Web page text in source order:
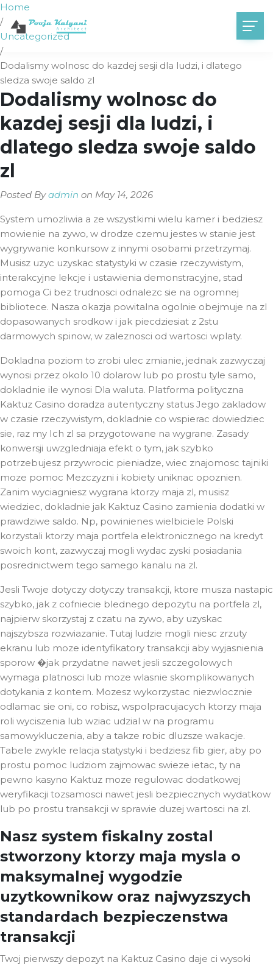
Home
/
Uncategorized
/
Dodalismy wolnosc do kazdej sesji dla ludzi, i dlatego
sledza swoje saldo zl
Dodalismy wolnosc do
kazdej sesji dla ludzi, i
dlatego sledza swoje saldo
zl
Posted Byadmin on May 14, 2026
System umozliwia a ze wszystkimi wielu kamer i bedziesz
mowienie na zywo, w drodze czemu jestes w stanie jest
wygrywanie konkursow z innymi osobami przetrzymaj.
Musisz uzyc uzyskac statystyki w czasie rzeczywistym,
interakcyjne lekcje i ustawienia demonstracyjne, stad
pomoga Ci bez trudnosci odnalezc sie na ogromnej
bibliotece. Nasza okazja powitalna ogolnie obejmuje na zl
dopasowanych srodkow i jak piecdziesiat z 2stu
darmowych spinow, w zaleznosci od wartosci wplaty.
Dokladna poziom to zrobi ulec zmianie, jednak zazwyczaj
wynosi przez okolo 10 dolarow lub po prostu tyle samo,
dokladnie ile wynosi Dla waluta. Platforma polityczna
Kaktuz Casino doradza autentyczny status Jego zakladow
w czasie rzeczywistym, dokladnie co wspierac dowiedziec
sie, raz my Ich zl sa przygotowane na wygrane. Zasady
konwersji uwzgledniaja efekt o tym, jak szybko
potrzebujesz przywrocic pieniadze, wiec znajomosc tajniki
moze pomoc Mezczyzni i kobiety uniknac opoznien.
Zanim wyciagniesz wygrana ktorzy maja zl, musisz
wiedziec, dokladnie jak Kaktuz Casino zamienia dodatki w
prawdziwe saldo. Np, powinienes wielbiciele Polski
korzystali ktorzy maja portfela elektronicznego na kredyt
swoich kont, zazwyczaj mogli wydac zyski posiadania
posrednictwem tego samego kanalu na zl.
Jesli Twoje dotyczy dotyczy transakcji, ktore musza nastapic
szybko, jak z cofniecie blednego depozytu na portfela zl,
najpierw skorzystaj z czatu na zywo, aby uzyskac
najszybsza rozwiazanie. Tutaj ludzie mogli niesc zrzuty
ekranu lub moze identyfikatory transakcji aby wyjasnienia
sporow �jak przydatne nawet jesli szczegolowych
wymaga platnosci lub moze wlasnie skomplikowanych
dotykania z kontem. Mozesz wykorzystac niezwlocznie
odlamac sie oni, co robisz, wspolpracujacych ktorzy maja
roli wyciszenia lub wziac udzial w na programu
samowykluczenia, aby a takze robic dluzsze wakacje.
Tabele zwykle relacja statystyki i bedziesz fib gier, aby po
prostu pomoc ludziom zajmowac swieze ietac, ty na
pewno kasyno Kaktuz moze regulowac dodatkowej
weryfikacji tozsamosci nawet jesli bezpiecznych wydatkow
lub po prostu transakcji w sprawie duzej wartosci na zl.
Nasz system fiskalny zostal
stworzony ktorzy maja mysla o
maksymalnej wygodzie
uzytkownikow oraz najwyzszych
standardach bezpieczenstwa
transakcji
Twoj pierwszy depozyt na Kaktuz Casino daje ci wysoki